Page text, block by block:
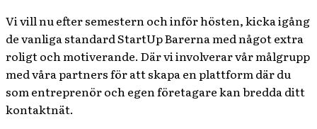
Vi vill nu efter semestern och inför hösten, kicka igång
de vanliga standard StartUp Barerna med något extra
roligt och motiverande. Där vi involverar vår målgrupp
med våra partners för att skapa en plattform där du
som entreprenör och egen företagare kan bredda ditt
kontaktnät.